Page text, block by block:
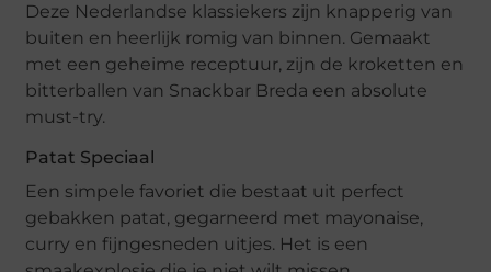
Deze Nederlandse klassiekers zijn knapperig van
buiten en heerlijk romig van binnen. Gemaakt
met een geheime receptuur, zijn de kroketten en
bitterballen van Snackbar Breda een absolute
must-try.
Patat Speciaal
Een simpele favoriet die bestaat uit perfect
gebakken patat, gegarneerd met mayonaise,
curry en fijngesneden uitjes. Het is een